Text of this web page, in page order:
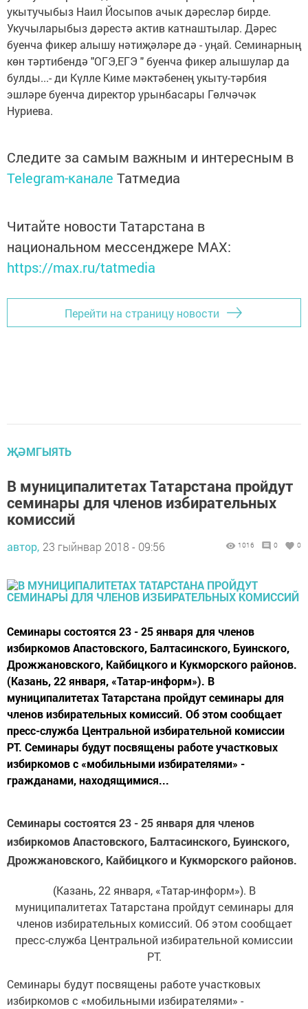
укытучыбыз Наил Йосыпов ачык дәресләр бирде.
Укучыларыбыз дәрестә актив катнаштылар. Дәрес
буенча фикер алышу нәтиҗәләре дә - уңай. Семинарның
көн тәртибендә "ОГЭ,ЕГЭ " буенча фикер алышулар да
булды...- ди Күлле Киме мәктәбенең укыту-тәрбия
эшләре буенча директор урынбасары Гөлчәчәк
Нуриева.
Следите за самым важным и интересным в
Telegram-канале Татмедиа
Читайте новости Татарстана в
национальном мессенджере MАХ:
https://max.ru/tatmedia
Перейти на страницу новости
ҖӘМГЫЯТЬ
В муниципалитетах Татарстана пройдут
семинары для членов избирательных
комиссий
автор, 23 гыйнвар 2018 - 09:56 1016 0 0
Семинары состоятся 23 - 25 января для членов
избиркомов Апастовского, Балтасинского, Буинского,
Дрожжановского, Кайбицкого и Кукморского районов.
(Казань, 22 января, «Татар-информ»). В
муниципалитетах Татарстана пройдут семинары для
членов избирательных комиссий. Об этом сообщает
пресс-служба Центральной избирательной комиссии
РТ. Семинары будут посвящены работе участковых
избиркомов с «мобильными избирателями» -
гражданами, находящимися...
Семинары состоятся 23 - 25 января для членов
избиркомов Апастовского, Балтасинского, Буинского,
Дрожжановского, Кайбицкого и Кукморского районов.
(Казань, 22 января, «Татар-информ»). В
муниципалитетах Татарстана пройдут семинары для
членов избирательных комиссий. Об этом сообщает
пресс-служба Центральной избирательной комиссии
РТ.
Семинары будут посвящены работе участковых
избиркомов с «мобильными избирателями» -